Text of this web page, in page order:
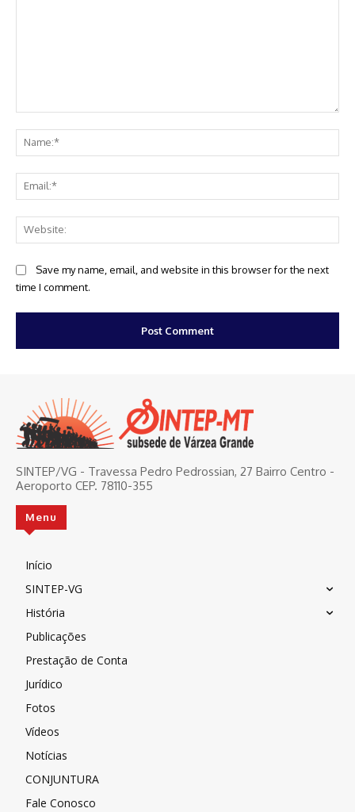
Save my name, email, and website in this browser for the next
time I comment.
SINTEP/VG - Travessa Pedro Pedrossian, 27 Bairro Centro -
Aeroporto CEP. 78110-355
Menu
Início
SINTEP-VG
História
Publicações
Prestação de Conta
Jurídico
Fotos
Vídeos
Notícias
CONJUNTURA
Fale Conosco